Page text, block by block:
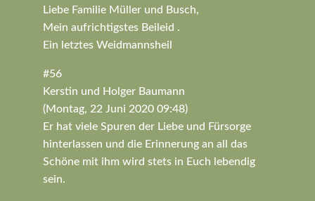
Liebe Familie Müller und Busch,
Mein aufrichtigstes Beileid .
Ein letztes Weidmannsheil
#56
Kerstin und Holger Baumann
(Montag, 22 Juni 2020 09:48)
Er hat viele Spuren der Liebe und Fürsorge
hinterlassen und die Erinnerung an all das
Schöne mit ihm wird stets in Euch lebendig
sein.